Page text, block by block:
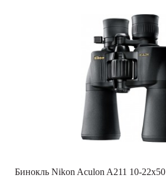
Бинокль Nikon Aculon A211 10-22x50